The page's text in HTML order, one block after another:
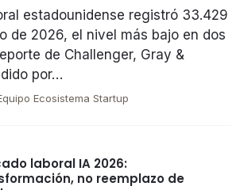
estadounidense registró 33.429
de 2026, el nivel más bajo en dos
de Challenger, Gray &
por…
Ecosistema Startup
laboral IA 2026:
no reemplazo de